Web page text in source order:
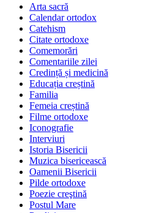
Arta sacră
Calendar ortodox
Catehism
Citate ortodoxe
Comemorări
Comentariile zilei
Credință și medicină
Educația creștină
Familia
Femeia creștină
Filme ortodoxe
Iconografie
Interviuri
Istoria Bisericii
Muzica bisericească
Oamenii Bisericii
Pilde ortodoxe
Poezie creştină
Postul Mare